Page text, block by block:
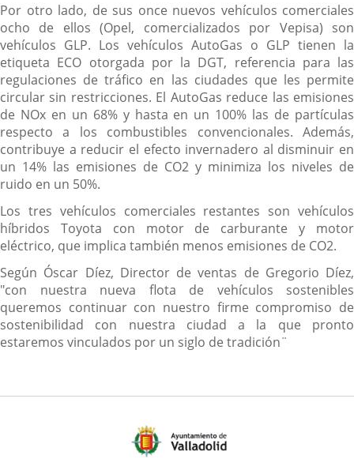
Por otro lado, de sus once nuevos vehículos comerciales
ocho de ellos (Opel, comercializados por Vepisa) son
vehículos GLP. Los vehículos AutoGas o GLP tienen la
etiqueta ECO otorgada por la DGT, referencia para las
regulaciones de tráfico en las ciudades que les permite
circular sin restricciones. El AutoGas reduce las emisiones
de NOx en un 68% y hasta en un 100% las de partículas
respecto a los combustibles convencionales. Además,
contribuye a reducir el efecto invernadero al disminuir en
un 14% las emisiones de CO2 y minimiza los niveles de
ruido en un 50%.
Los tres vehículos comerciales restantes son vehículos
híbridos Toyota con motor de carburante y motor
eléctrico, que implica también menos emisiones de CO2.
Según Óscar Díez, Director de ventas de Gregorio Díez,
"con nuestra nueva flota de vehículos sostenibles
queremos continuar con nuestro firme compromiso de
sostenibilidad con nuestra ciudad a la que pronto
estaremos vinculados por un siglo de tradición¨